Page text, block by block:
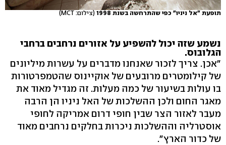
תופעת "אל ניניו" כפי שהתרחשה בשנת 1998 (צילום: MCT)
נשמע שזה יכול להשפיע על אזורים נרחבים ברחבי
הגלובוס.
"אכן. צריך לזכור שאנחנו מדברים על עשרות מיליונים
של קילומטרים מרובעים של אוקיינוס שהטמפרטורות
בו עולות בשיעור של כמה מעלות. זה מגדיל מאוד את
מאגר החום ולכן ההשלכות של האל ניניו הן הרבה
מעבר לאזור הצר שבין חופי דרום אמריקה לחופי
אוסטרליה וההשלכות ניכרות בחלקים נרחבים מאוד
של כדור הארץ".